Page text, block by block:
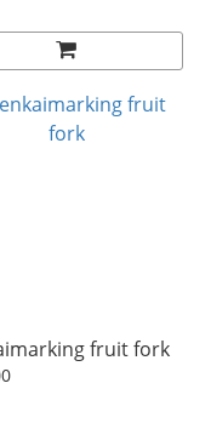
fruit fork